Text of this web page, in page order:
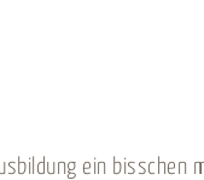
ein bisschen